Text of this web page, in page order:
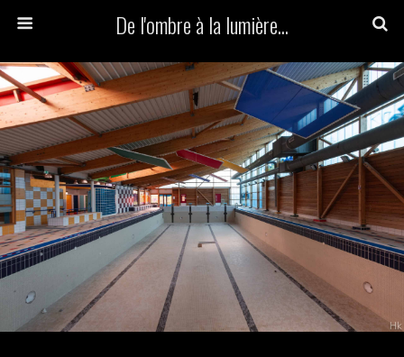
De l'ombre à la lumière...